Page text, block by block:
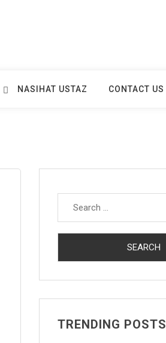
NASIHAT USTAZ CONTACT US
Search
TRENDING POSTS